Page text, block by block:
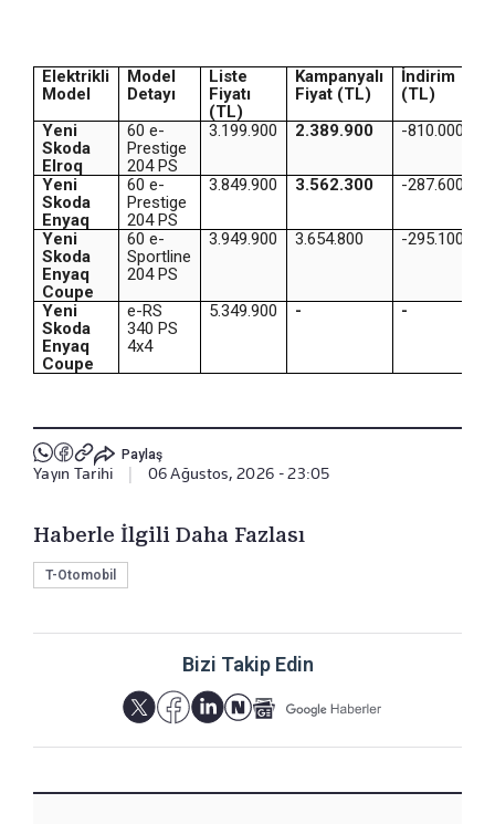
Elektrikli
Model
Model
Detayı
Liste
Fiyatı
(TL)
Kampanyalı
Fiyat (TL)
İndirim
(TL)
Yeni
Skoda
Elroq
60 e-
Prestige
204 PS
3.199.900 2.389.900 -810.000
Yeni
Skoda
Enyaq
60 e-
Prestige
204 PS
3.849.900 3.562.300 -287.600
Yeni
Skoda
Enyaq
Coupe
60 e-
Sportline
204 PS
3.949.900 3.654.800 -295.100
Yeni
Skoda
Enyaq
Coupe
e-RS
340 PS
4x4
5.349.900 - -
Paylaş
Yayın Tarihi 06 Ağustos, 2026 - 23:05
Haberle İlgili Daha Fazlası
T-Otomobil
Bizi Takip Edin